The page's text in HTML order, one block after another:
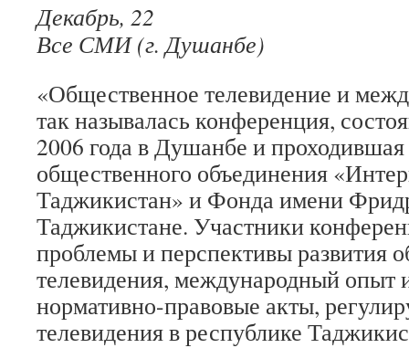
Декабрь, 22
Все СМИ (г. Душанбе)
«Общественное телевидение и
так называлась конференция,
2006 года в Душанбе и
общественного объединения
Таджикистан» и Фонда имени
Таджикистане. Участники
проблемы и перспективы развития
телевидения, международный
нормативно-правовые акты,
телевидения в республике